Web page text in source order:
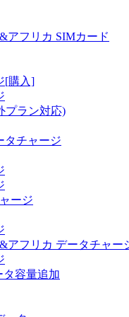
アフリカ SIMカード
[購入]
プラン対応)
タチャージ
ージ
アフリカ データチャー
容量追加